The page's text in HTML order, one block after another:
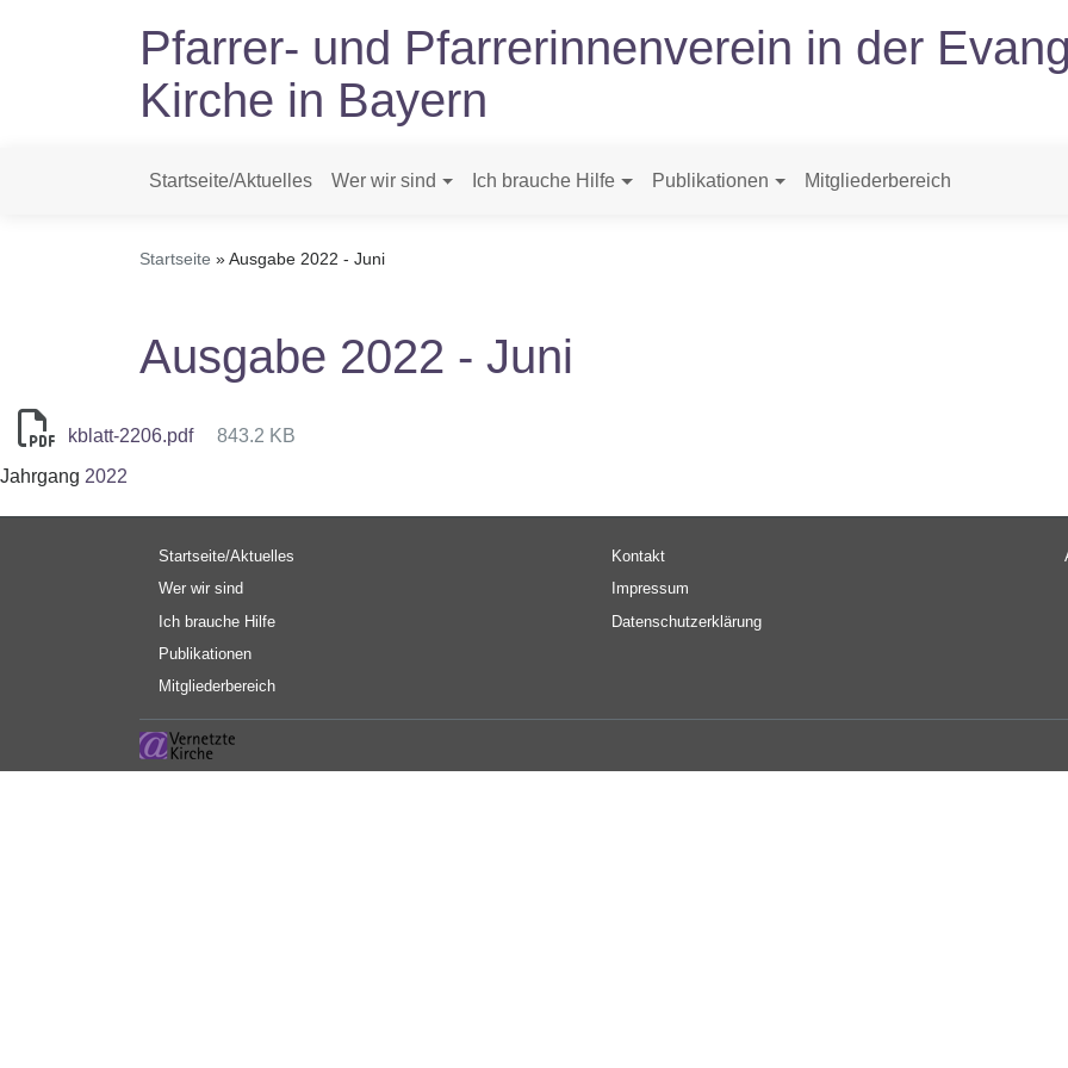
Pfarrer- und Pfarrerinnenverein in der
Kirche in Bayern
Hauptnavigation
Startseite/Aktuelles Wer wir sind Ich brauche Hilfe Publikationen Mitgliederbereich
Startseite Ausgabe 2022 - Juni
Ausgabe 2022 - Juni
kblatt-2206.pdf
843.2 KB
Jahrgang 2022
Hauptnavigation
Startseite/Aktuelles
Wer wir sind
Ich brauche Hilfe
Publikationen
Mitgliederbereich
Fußbereichsmenü
Kontakt
Impressum
Datenschutzerklärung